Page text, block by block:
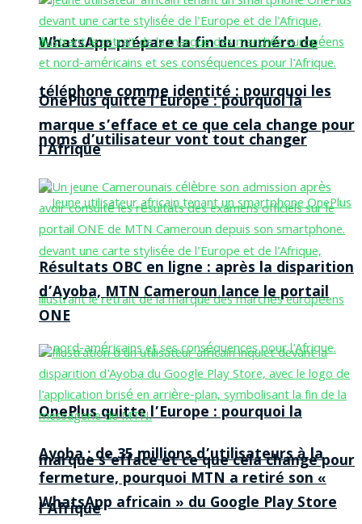
WhatsApp prépare la fin du numéro de
téléphone comme identité : pourquoi les
noms d’utilisateur vont tout changer
OnePlus quitte l’Europe : pourquoi la
marque s’efface et ce que cela change pour
l’Afrique
OnePlus quitte l’Europe : pourquoi la
marque s’efface et ce que cela change pour
l’Afrique
Résultats OBC en ligne : après la disparition
d’Ayoba, MTN Cameroun lance le portail
ONE
Ayoba : de 35 millions d’utilisateurs à la
fermeture, pourquoi MTN a retiré son «
WhatsApp africain » du Google Play Store